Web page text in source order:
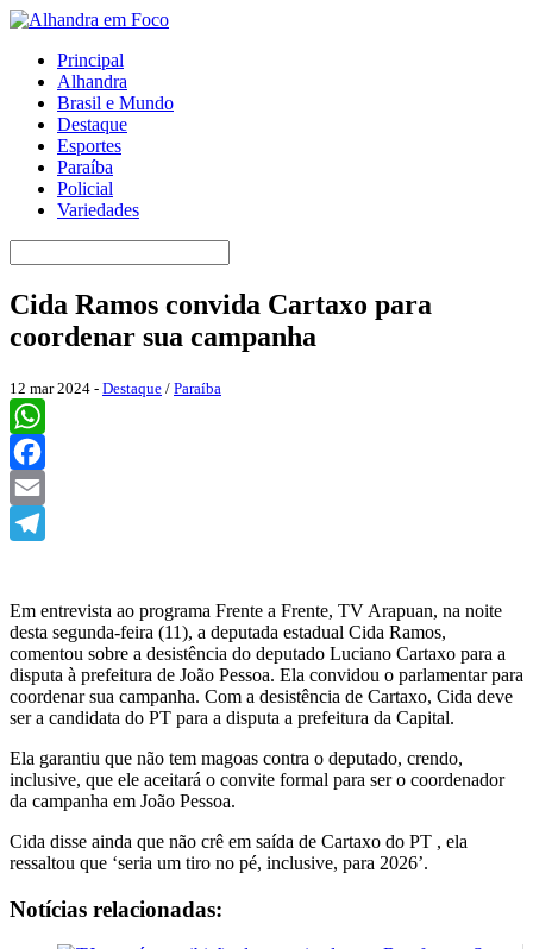
Principal
Alhandra
Brasil e Mundo
Destaque
Esportes
Paraíba
Policial
Variedades
Cida Ramos convida Cartaxo para
coordenar sua campanha
12 mar 2024 - Destaque / Paraíba
WhatsApp
Facebook
Email
Em entrevista ao programa Frente a Frente, TV Arapuan, na noite
desta segunda-feira (11), a deputada estadual Cida Ramos,
comentou sobre a desistência do deputado Luciano Cartaxo para a
disputa à prefeitura de João Pessoa. Ela convidou o parlamentar para
coordenar sua campanha. Com a desistência de Cartaxo, Cida deve
ser a candidata do PT para a disputa a prefeitura da Capital.
Ela garantiu que não tem magoas contra o deputado, crendo,
inclusive, que ele aceitará o convite formal para ser o coordenador
da campanha em João Pessoa.
Cida disse ainda que não crê em saída de Cartaxo do PT , ela
ressaltou que ‘seria um tiro no pé, inclusive, para 2026’.
Notícias relacionadas: